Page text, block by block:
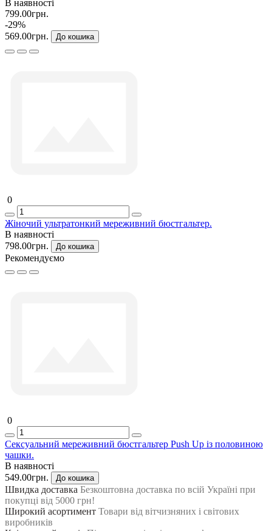
В наявності
799.00грн.
-29%
569.00грн.
До кошика
0
Жіночий ультратонкий мереживний бюстгальтер.
В наявності
798.00грн.
До кошика
Рекомендуємо
0
Сексуальний мереживний бюстгальтер Push Up із половиною
чашки.
В наявності
549.00грн.
До кошика
Швидка доставка Безкоштовна доставка по всій Україні при
покупці від 5000 грн!
Широкий асортимент Товари від вітчизняних і світових
виробників